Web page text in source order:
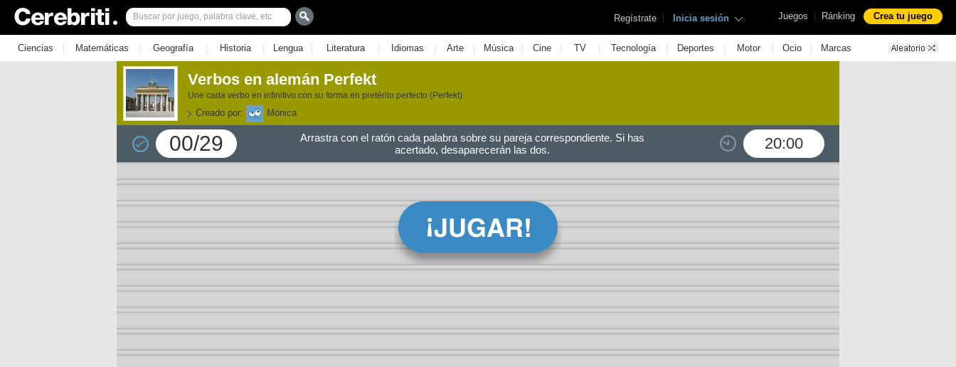
Juegos | Ránking Crea tu juego
Regístrate | Inicia sesión
Ciencias | Matemáticas | Geografía | Historia | Lengua | Literatura | Idiomas | Arte | Música | Cine | TV | Tecnología | Deportes | Motor | Ocio | Marcas
Verbos en alemán Perfekt
Une cada verbo en infinitivo con su forma en pretérito perfecto (Perfekt)
Creado por: Mónica
00/29 20:00
Arrastra con el ratón cada palabra sobre su pareja correspondiente. Si has
acertado, desaparecerán las dos.